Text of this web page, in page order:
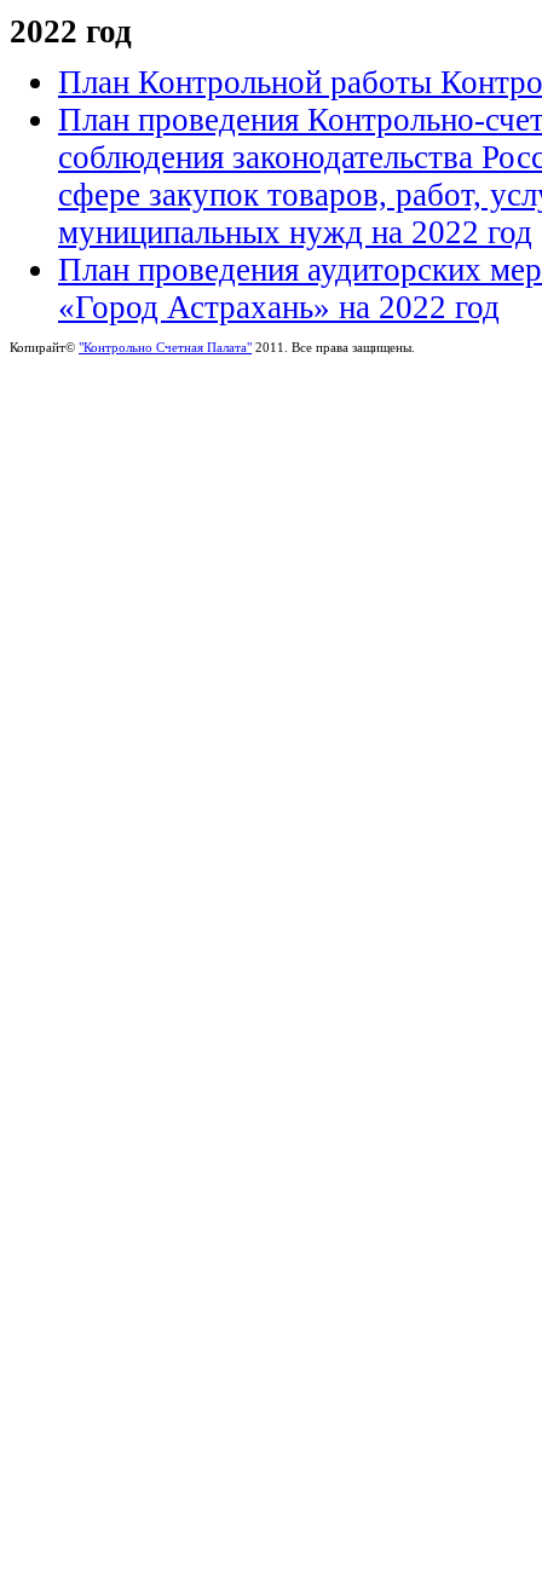
2022 год
План Контрольной работы
План проведения Контрольно-
соблюдения законодательства
сфере закупок товаров, работ,
муниципальных нужд на 2022 год
План проведения аудиторских
«Город Астрахань» на 2022 год
Копирайт© "Контрольно Счетная Палата" 2011. Все права защищены.